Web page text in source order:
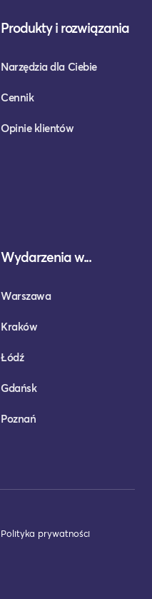
Produkty i rozwiązania
Narzędzia dla Ciebie
Cennik
Opinie klientów
Wydarzenia w...
Warszawa
Kraków
Łódź
Gdańsk
Poznań
Polityka prywatności